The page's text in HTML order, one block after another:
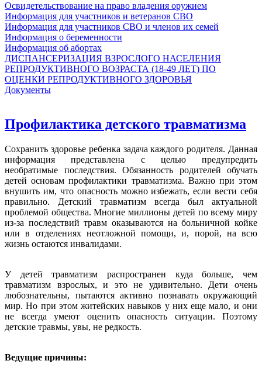
Освидетельствование на право владения оружием
Информация для участников и ветеранов СВО
Информация для участников СВО и членов их семей
Информация о беременности
Информация об абортах
ДИСПАНСЕРИЗАЦИЯ ВЗРОСЛОГО НАСЕЛЕНИЯ
РЕПРОДУКТИВНОГО ВОЗРАСТА (18-49 ЛЕТ) ПО
ОЦЕНКИ РЕПРОДУКТИВНОГО ЗДОРОВЬЯ
Документы
Профилактика детского травматизма
Сохранить здоровье ребенка задача каждого родителя. Данная
информация представлена с целью предупредить
необратимые последствия. Обязанность родителей обучать
детей основам профилактики травматизма. Важно при этом
внушить им, что опасность можно избежать, если вести себя
правильно. Детский травматизм всегда был актуальной
проблемой общества. Многие миллионы детей по всему миру
из-за последствий травм оказываются на больничной койке
или в отделениях неотложной помощи, и, порой, на всю
жизнь остаются инвалидами.
У детей травматизм распространен куда больше, чем
травматизм взрослых, и это не удивительно. Дети очень
любознательны, пытаются активно познавать окружающий
мир. Но при этом житейских навыков у них еще мало, и они
не всегда умеют оценить опасность ситуации. Поэтому
детские травмы, увы, не редкость.
Ведущие причины: